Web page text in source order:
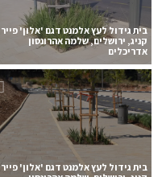
בית גידול לעץ אלמנט דגם 'אלון' פייר
קניג, ירושלים, שלמה אהרונסון
אדריכלים
בית גידול לעץ אלמנט דגם 'אלון' פייר